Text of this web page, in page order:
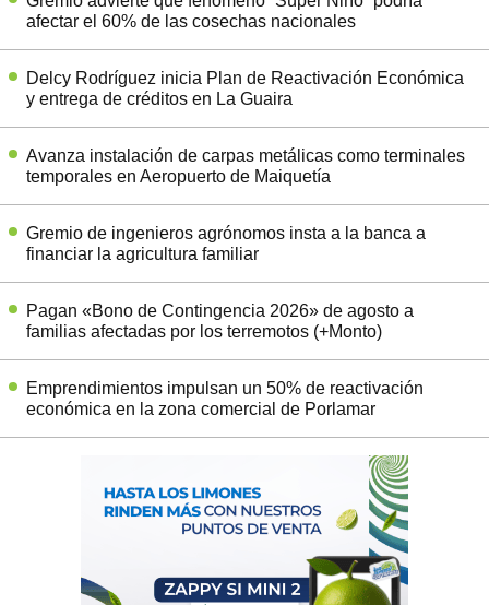
afectar el 60% de las cosechas nacionales
Delcy Rodríguez inicia Plan de Reactivación Económica
y entrega de créditos en La Guaira
Avanza instalación de carpas metálicas como terminales
temporales en Aeropuerto de Maiquetía
Gremio de ingenieros agrónomos insta a la banca a
financiar la agricultura familiar
Pagan «Bono de Contingencia 2026» de agosto a
familias afectadas por los terremotos (+Monto)
Emprendimientos impulsan un 50% de reactivación
económica en la zona comercial de Porlamar